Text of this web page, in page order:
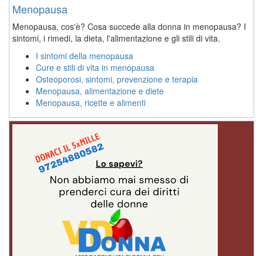
Menopausa
Menopausa, cos'è? Cosa succede alla donna in menopausa? I
sintomi, i rimedi, la dieta, l'alimentazione e gli stili di vita.
I sintomi della menopausa
Cure e stili di vita in menopausa
Osteoporosi, sintomi, prevenzione e terapia
Menopausa, alimentazione e diete
Menopausa, ricette e alimenti